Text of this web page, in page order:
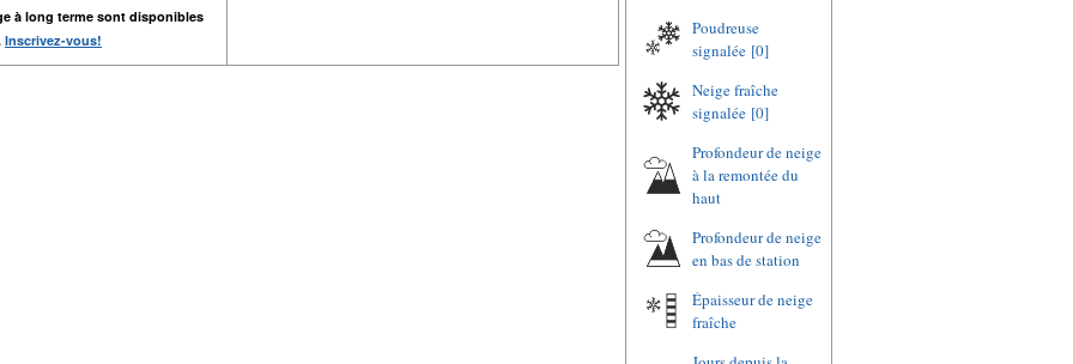
à long terme sont disponibles
Inscrivez-vous!
Poudreuse
signalée [0]
Neige fraîche
signalée [0]
Profondeur de neige
à la remontée du
haut
Profondeur de neige
en bas de station
Épaisseur de neige
fraîche